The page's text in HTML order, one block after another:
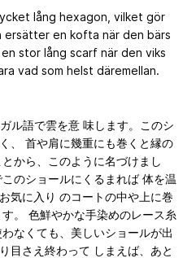
lång hexagon, vilket gör
ersätter en kofta när den bärs
stor lång scarf när den viks
vad som helst däremellan.
ル語で雲を意 味します。このシ
、 首や肩に幾重にも巻くと縁の
から、このように名づけまし
のショールにくるまれば 体を温
気に入り のコートの中や上に巻
。 色鮮やかな手染めのレース糸
なくても、美しいショールが出
目さえ終わって しまえば、あと